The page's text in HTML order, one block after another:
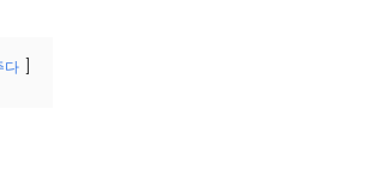
다